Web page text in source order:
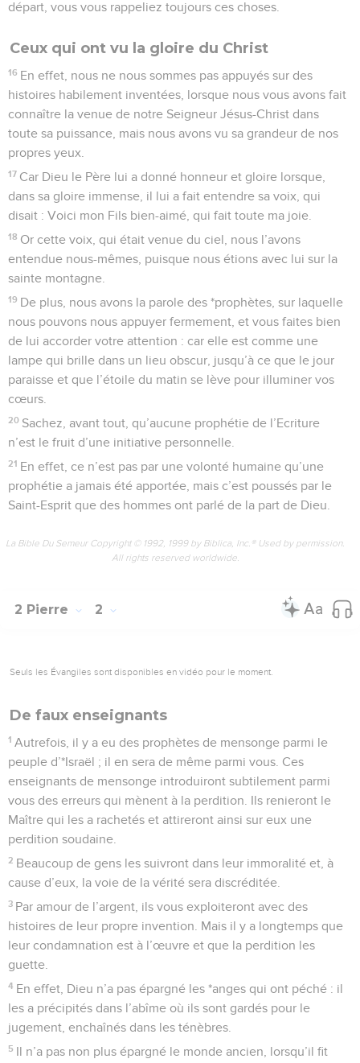
départ, vous vous rappeliez toujours ces choses.
Ceux qui ont vu la gloire du Christ
16 En effet, nous ne nous sommes pas appuyés sur des
histoires habilement inventées, lorsque nous vous avons fait
connaître la venue de notre Seigneur Jésus-Christ dans
toute sa puissance, mais nous avons vu sa grandeur de nos
propres yeux.
17 Car Dieu le Père lui a donné honneur et gloire lorsque,
dans sa gloire immense, il lui a fait entendre sa voix, qui
disait : Voici mon Fils bien-aimé, qui fait toute ma joie.
18 Or cette voix, qui était venue du ciel, nous l’avons
entendue nous-mêmes, puisque nous étions avec lui sur la
sainte montagne.
19 De plus, nous avons la parole des *prophètes, sur laquelle
nous pouvons nous appuyer fermement, et vous faites bien
de lui accorder votre attention : car elle est comme une
lampe qui brille dans un lieu obscur, jusqu’à ce que le jour
paraisse et que l’étoile du matin se lève pour illuminer vos
cœurs.
20 Sachez, avant tout, qu’aucune prophétie de l’Ecriture
n’est le fruit d’une initiative personnelle.
21 En effet, ce n’est pas par une volonté humaine qu’une
prophétie a jamais été apportée, mais c’est poussés par le
Saint-Esprit que des hommes ont parlé de la part de Dieu.
La Bible Du Semeur Copyright © 1992, 1999 by Biblica, Inc.® Used by permission.
All rights reserved worldwide.
2 Pierre 2
Seuls les Évangiles sont disponibles en vidéo pour le moment.
De faux enseignants
1 Autrefois, il y a eu des prophètes de mensonge parmi le
peuple d’*Israël ; il en sera de même parmi vous. Ces
enseignants de mensonge introduiront subtilement parmi
vous des erreurs qui mènent à la perdition. Ils renieront le
Maître qui les a rachetés et attireront ainsi sur eux une
perdition soudaine.
2 Beaucoup de gens les suivront dans leur immoralité et, à
cause d’eux, la voie de la vérité sera discréditée.
3 Par amour de l’argent, ils vous exploiteront avec des
histoires de leur propre invention. Mais il y a longtemps que
leur condamnation est à l’œuvre et que la perdition les
guette.
4 En effet, Dieu n’a pas épargné les *anges qui ont péché : il
les a précipités dans l’abîme où ils sont gardés pour le
jugement, enchaînés dans les ténèbres.
5 Il n’a pas non plus épargné le monde ancien, lorsqu’il fit